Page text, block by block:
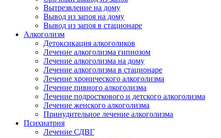
Вытрезвление на дому
Вывод из запоя на дому
Вывод из запоя в стационаре
Алкоголизм
Детоксикация алкоголиков
Лечение алкоголизма гипнозом
Лечение алкоголизма на дому
Лечение алкоголизма в стационаре
Лечение хронического алкоголизма
Лечение пивного алкоголизма
Лечение подросткового и детского алкоголизма
Лечение женского алкоголизма
Принудительное лечение алкоголизма
Психиатрия
Лечение СДВГ